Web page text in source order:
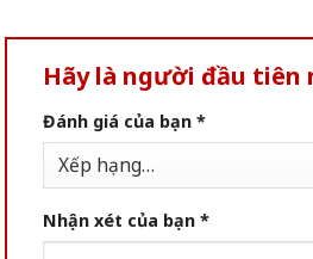
Hãy là người đầu tiên
Đánh giá của bạn *
Nhận xét của bạn *